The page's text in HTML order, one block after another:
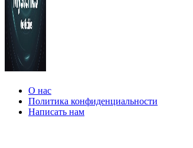
О нас
Политика конфиденциальности
Написать нам